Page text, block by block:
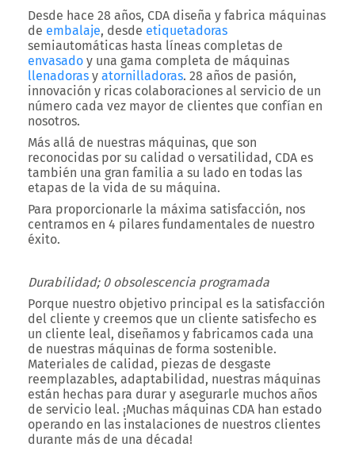
Desde hace 28 años, CDA diseña y fabrica máquinas
de embalaje, desde etiquetadoras
semiautomáticas hasta líneas completas de
envasado y una gama completa de máquinas
llenadoras y atornilladoras. 28 años de pasión,
innovación y ricas colaboraciones al servicio de un
número cada vez mayor de clientes que confían en
nosotros.
Más allá de nuestras máquinas, que son
reconocidas por su calidad o versatilidad, CDA es
también una gran familia a su lado en todas las
etapas de la vida de su máquina.
Para proporcionarle la máxima satisfacción, nos
centramos en 4 pilares fundamentales de nuestro
éxito.
Durabilidad; 0 obsolescencia programada
Porque nuestro objetivo principal es la satisfacción
del cliente y creemos que un cliente satisfecho es
un cliente leal, diseñamos y fabricamos cada una
de nuestras máquinas de forma sostenible.
Materiales de calidad, piezas de desgaste
reemplazables, adaptabilidad, nuestras máquinas
están hechas para durar y asegurarle muchos años
de servicio leal. ¡Muchas máquinas CDA han estado
operando en las instalaciones de nuestros clientes
durante más de una década!